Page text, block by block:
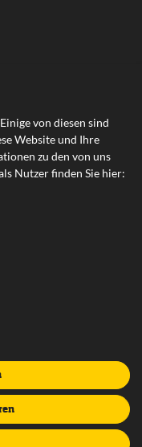
von diesen sind
Website und Ihre
zu den von uns
Nutzer finden Sie hier: